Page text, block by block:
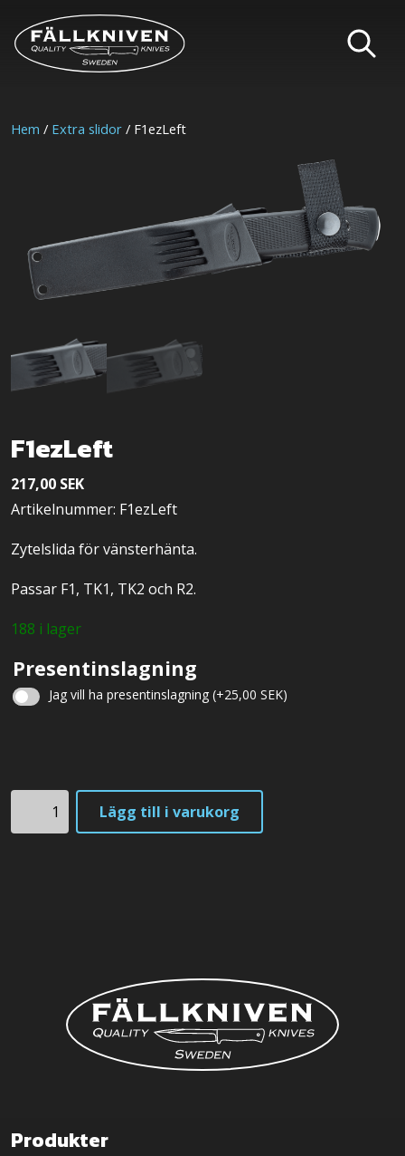
Hem / Extra slidor / F1ezLeft
F1ezLeft
217,00 SEK
Artikelnummer: F1ezLeft
Zytelslida för vänsterhänta.
Passar F1, TK1, TK2 och R2.
188 i lager
Presentinslagning
Jag vill ha presentinslagning (+25,00 SEK)
F1ezLeft
mängd
Lägg till i varukorg
Produkter